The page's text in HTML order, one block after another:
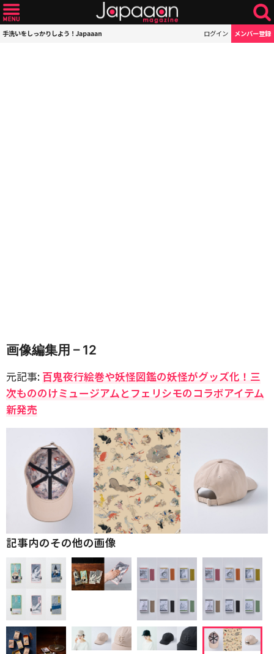
手洗いをしっかりしよう！Japaaan ログイン メンバー登録
画像編集用 – 12
元記事: 百鬼夜行絵巻や妖怪図鑑の妖怪がグッズ化！三
次もののけミュージアムとフェリシモのコラボアイテム
新発売
記事内のその他の画像